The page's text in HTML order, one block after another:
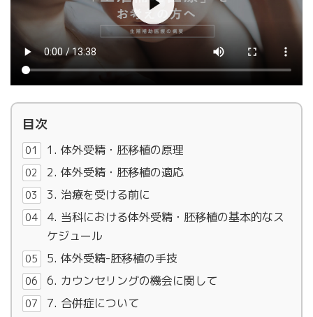
目次
1. 体外受精・胚移植の原理
2. 体外受精・胚移植の適応
3. 治療を受ける前に
4. 当科における体外受精・胚移植の基本的なス
ケジュール
5. 体外受精-胚移植の手技
6. カウンセリングの機会に関して
7. 合併症について